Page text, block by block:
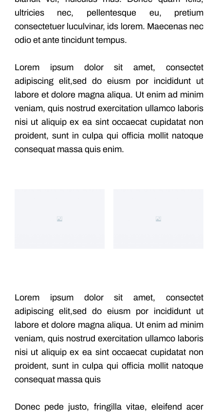
ultricies nec, pellentesque eu, pretium
consectetuer luculvinar, ids lorem. Maecenas nec
odio et ante tincidunt tempus.
Lorem ipsum dolor sit amet, consectet
adipiscing elit,sed do eiusm por incididunt ut
labore et dolore magna aliqua. Ut enim ad minim
veniam, quis nostrud exercitation ullamco laboris
nisi ut aliquip ex ea sint occaecat cupidatat non
proident, sunt in culpa qui officia mollit natoque
consequat massa quis enim.
Lorem ipsum dolor sit amet, consectet
adipiscing elit,sed do eiusm por incididunt ut
labore et dolore magna aliqua. Ut enim ad minim
veniam, quis nostrud exercitation ullamco laboris
nisi ut aliquip ex ea sint occaecat cupidatat non
proident, sunt in culpa qui officia mollit natoque
consequat massa quis
Donec pede justo, fringilla vitae, eleifend acer